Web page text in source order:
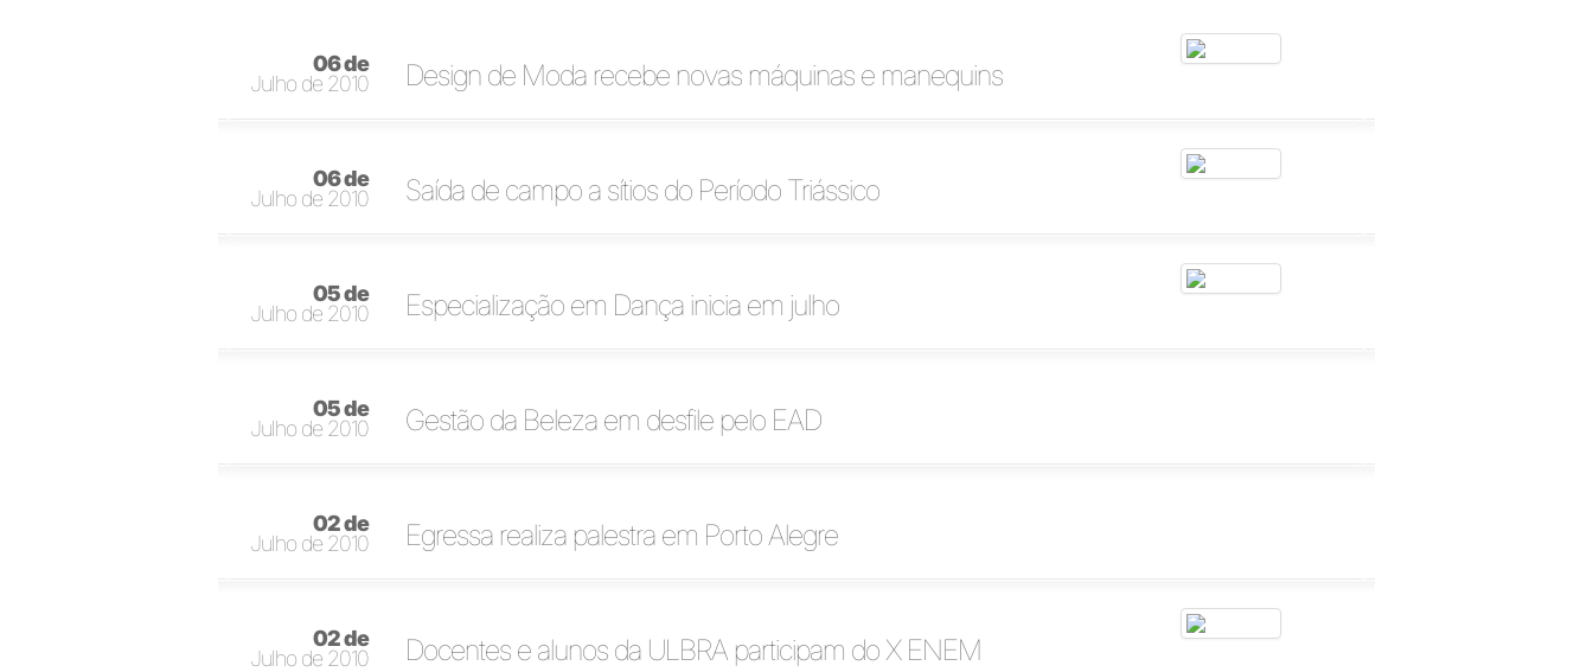
06 de
Julho de 2010
Design de Moda recebe novas máquinas e manequins
06 de
Julho de 2010
Saída de campo a sítios do Período Triássico
05 de
Julho de 2010
Especialização em Dança inicia em julho
05 de
Julho de 2010
Gestão da Beleza em desfile pelo EAD
02 de
Julho de 2010
Egressa realiza palestra em Porto Alegre
02 de
Julho de 2010
Docentes e alunos da ULBRA participam do X ENEM